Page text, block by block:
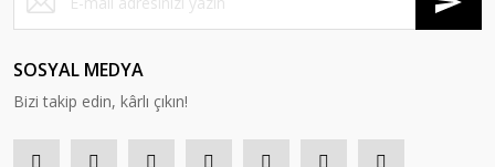
1.343,86 TL
SOSYAL MEDYA
Bizi takip edin, kârlı çıkın!